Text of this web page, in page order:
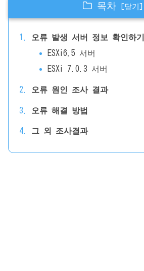
목차
오류 발생 서버 정보 확인하기
ESXi6.5 서버
ESXi 7.0.3 서버
오류 원인 조사 결과
오류 해결 방법
그 외 조사결과